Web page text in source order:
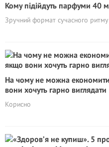
Кому підійдуть парфуми 40
Зручний формат сучасного
На чому не можна
вони хочуть гарно виглядати
Корисно